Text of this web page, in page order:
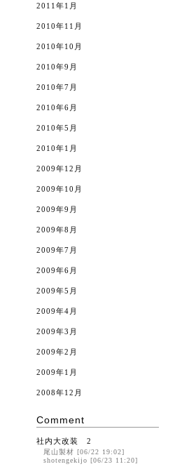
2011年1月
2010年11月
2010年10月
2010年9月
2010年7月
2010年6月
2010年5月
2010年1月
2009年12月
2009年10月
2009年9月
2009年8月
2009年7月
2009年6月
2009年5月
2009年4月
2009年3月
2009年2月
2009年1月
2008年12月
Comment
社内大改装 2
尾山製材 [06/22 19:02]
shotengekijo [06/23 11:20]